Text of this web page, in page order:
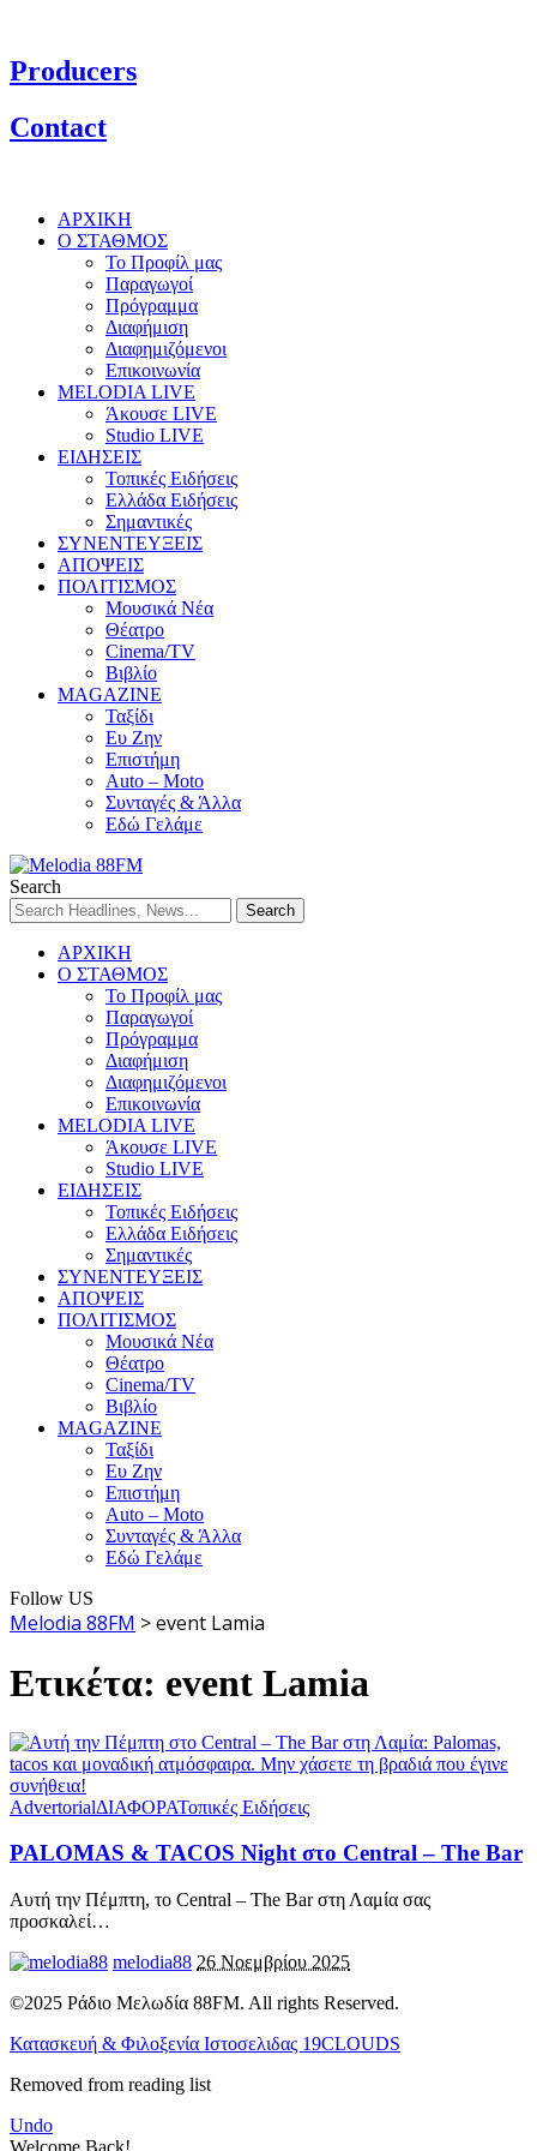
Producers
Contact
ΑΡΧΙΚΗ
Ο ΣΤΑΘΜΟΣ
Το Προφίλ μας
Παραγωγοί
Πρόγραμμα
Διαφήμιση
Διαφημιζόμενοι
Επικοινωνία
MELODIA LIVE
Άκουσε LIVE
Studio LIVE
ΕΙΔΗΣΕΙΣ
Τοπικές Ειδήσεις
Ελλάδα Ειδήσεις
Σημαντικές
ΣΥΝΕΝΤΕΥΞΕΙΣ
ΑΠΟΨΕΙΣ
ΠΟΛΙΤΙΣΜΟΣ
Μουσικά Νέα
Θέατρο
Cinema/TV
Βιβλίο
MAGAZINE
Ταξίδι
Ευ Ζην
Επιστήμη
Auto – Moto
Συνταγές & Άλλα
Εδώ Γελάμε
Search
ΑΡΧΙΚΗ
Ο ΣΤΑΘΜΟΣ
Το Προφίλ μας
Παραγωγοί
Πρόγραμμα
Διαφήμιση
Διαφημιζόμενοι
Επικοινωνία
MELODIA LIVE
Άκουσε LIVE
Studio LIVE
ΕΙΔΗΣΕΙΣ
Τοπικές Ειδήσεις
Ελλάδα Ειδήσεις
Σημαντικές
ΣΥΝΕΝΤΕΥΞΕΙΣ
ΑΠΟΨΕΙΣ
ΠΟΛΙΤΙΣΜΟΣ
Μουσικά Νέα
Θέατρο
Cinema/TV
Βιβλίο
MAGAZINE
Ταξίδι
Ευ Ζην
Επιστήμη
Auto – Moto
Συνταγές & Άλλα
Εδώ Γελάμε
Follow US
Melodia 88FM >event Lamia
Ετικέτα: event Lamia
AdvertorialΔΙΑΦΟΡΑΤοπικές Ειδήσεις
PALOMAS & TACOS Night στο Central – The Bar
Αυτή την Πέμπτη, το Central – The Bar στη Λαμία σας
προσκαλεί…
melodia88 26 Νοεμβρίου 2025
©2025 Ράδιο Μελωδία 88FM. All rights Reserved.
Κατασκευή & Φιλοξενία Ιστοσελιδας 19CLOUDS
Removed from reading list
Undo
Welcome Back!